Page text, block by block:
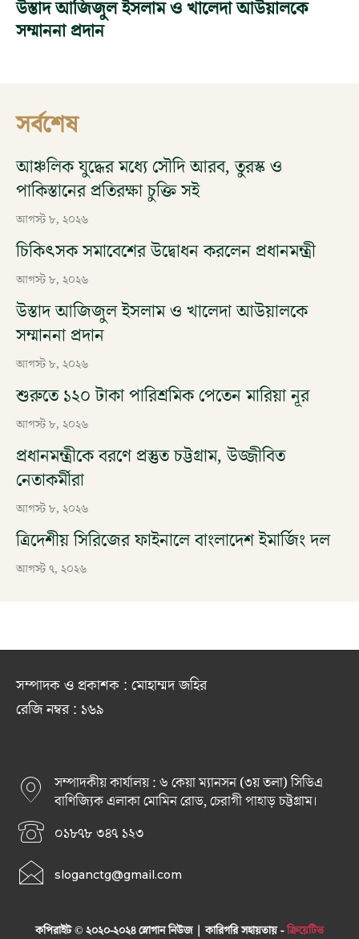
উস্তাদ আজিজুল ইসলাম ও খালেদা আউয়ালকে
সম্মাননা প্রদান
সর্বশেষ
আঞ্চলিক যুদ্ধের মধ্যে সৌদি আরব, তুরস্ক ও
পাকিস্তানের প্রতিরক্ষা চুক্তি সই
আগস্ট ৮, ২০২৬
চিকিৎসক সমাবেশের উদ্বোধন করলেন প্রধানমন্ত্রী
আগস্ট ৮, ২০২৬
উস্তাদ আজিজুল ইসলাম ও খালেদা আউয়ালকে
সম্মাননা প্রদান
আগস্ট ৮, ২০২৬
শুরুতে ১২০ টাকা পারিশ্রমিক পেতেন মারিয়া নূর
আগস্ট ৮, ২০২৬
প্রধানমন্ত্রীকে বরণে প্রস্তুত চট্টগ্রাম, উজ্জীবিত
নেতাকর্মীরা
আগস্ট ৮, ২০২৬
ত্রিদেশীয় সিরিজের ফাইনালে বাংলাদেশ ইমার্জিং দল
আগস্ট ৭, ২০২৬
সম্পাদক ও প্রকাশক : মোহাম্মদ জহির
রেজি নম্বর : ১৬৯
সম্পাদকীয় কার্যালয় : ৬ কেয়া ম্যানসন (৩য় তলা) সিডিএ
বাণিজ্যিক এলাকা মোমিন রোড, চেরাগী পাহাড় চট্টগ্রাম।
০১৮৭৮ ৩৪৭ ১২৩
sloganctg@gmail.com
কপিরাইট © ২০২০-২০২৪ স্লোগান নিউজ | কারিগরি সহায়তায় -ক্রিয়েটিভ